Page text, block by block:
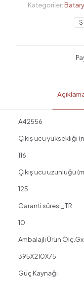
Kategoriler:
A42556
Çıkış ucu yüksekliği
116
Çıkış ucu uzunluğu
125
Garanti süresi_TR
10
Ambalajlı Ürün
395X210X75
Güç Kaynağı